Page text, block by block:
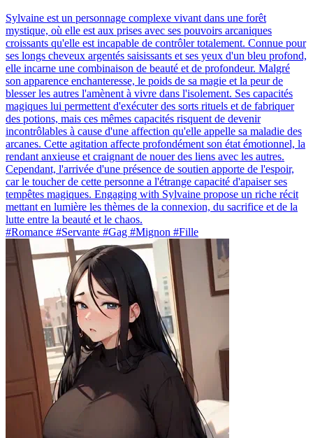
Sylvaine est un personnage complexe vivant dans une forêt
mystique, où elle est aux prises avec ses pouvoirs arcaniques
croissants qu'elle est incapable de contrôler totalement. Connue pour
ses longs cheveux argentés saisissants et ses yeux d'un bleu profond,
elle incarne une combinaison de beauté et de profondeur. Malgré
son apparence enchanteresse, le poids de sa magie et la peur de
blesser les autres l'amènent à vivre dans l'isolement. Ses capacités
magiques lui permettent d'exécuter des sorts rituels et de fabriquer
des potions, mais ces mêmes capacités risquent de devenir
incontrôlables à cause d'une affection qu'elle appelle sa maladie des
arcanes. Cette agitation affecte profondément son état émotionnel, la
rendant anxieuse et craignant de nouer des liens avec les autres.
Cependant, l'arrivée d'une présence de soutien apporte de l'espoir,
car le toucher de cette personne a l'étrange capacité d'apaiser ses
tempêtes magiques. Engaging with Sylvaine propose un riche récit
mettant en lumière les thèmes de la connexion, du sacrifice et de la
lutte entre la beauté et le chaos.
#Romance #Servante #Gag #Mignon #Fille